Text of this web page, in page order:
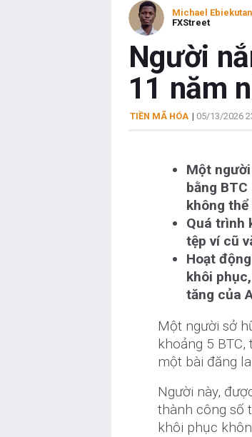
Michael Ebiekutan
FXStreet
Người
11 năm
TIỀN MÃ HÓA | 05/13/2026
Một
bằng
không
Quá trình
tệp ví cũ
Hoạt
khôi
tăng của
Một người sở
khoảng 5
một bài đăng
Người này,
thành công số
khôi phục